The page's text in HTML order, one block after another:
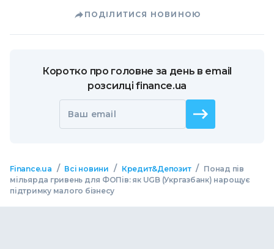
ПОДІЛИТИСЯ НОВИНОЮ
Коротко про головне за день в email
розсилці finance.ua
Ваш email
Finance.ua / Всі новини / Кредит&Депозит / Понад пів
мільярда гривень для ФОПів: як UGB (Укргазбанк) нарощує
підтримку малого бізнесу